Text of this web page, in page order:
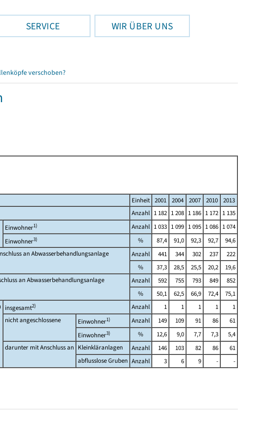
SERVICE WIR ÜBER UNS
verschoben?
Einheit 2001 2004 2007 2010
2013
Anzahl 1 182 1 208 1 186 1 172 1 135
Einwohner1) Anzahl 1 033 1 099 1 095 1 086 1 074
Einwohner3) % 87,4 91,0 92,3 92,7
94,6
an Abwasserbehandlungsanlage
Anzahl 441 344 302 237
222
%
37,3 28,5 25,5 20,2
19,6
an Abwasserbehandlungsanlage
Anzahl 592 755 793 849
852
%
50,1 62,5 66,9 72,4
75,1
insgesamt2) Anzahl 1 1 1 1
1
nicht angeschlossene
Einwohner1) Anzahl 149 109 91 86
61
Einwohner3) % 12,6 9,0 7,7 7,3
5,4
darunter mit Anschluss an Kleinkläranlagen Anzahl 146 103 82 86
61
abflusslose Gruben Anzahl 3 6 9 - -